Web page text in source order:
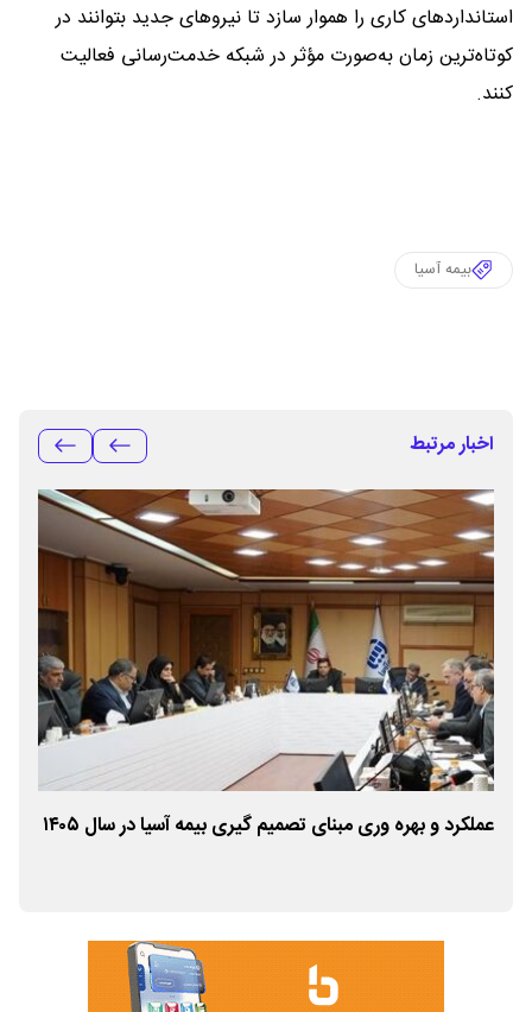
استانداردهای کاری را هموار سازد تا نیروهای جدید بتوانند در
کوتاه‌ترین زمان به‌صورت مؤثر در شبکه خدمت‌رسانی فعالیت
کنند.
بیمه آسیا
اخبار مرتبط
عملکرد و بهره وری مبنای تصمیم گیری بیمه آسیا در سال ۱۴۰۵